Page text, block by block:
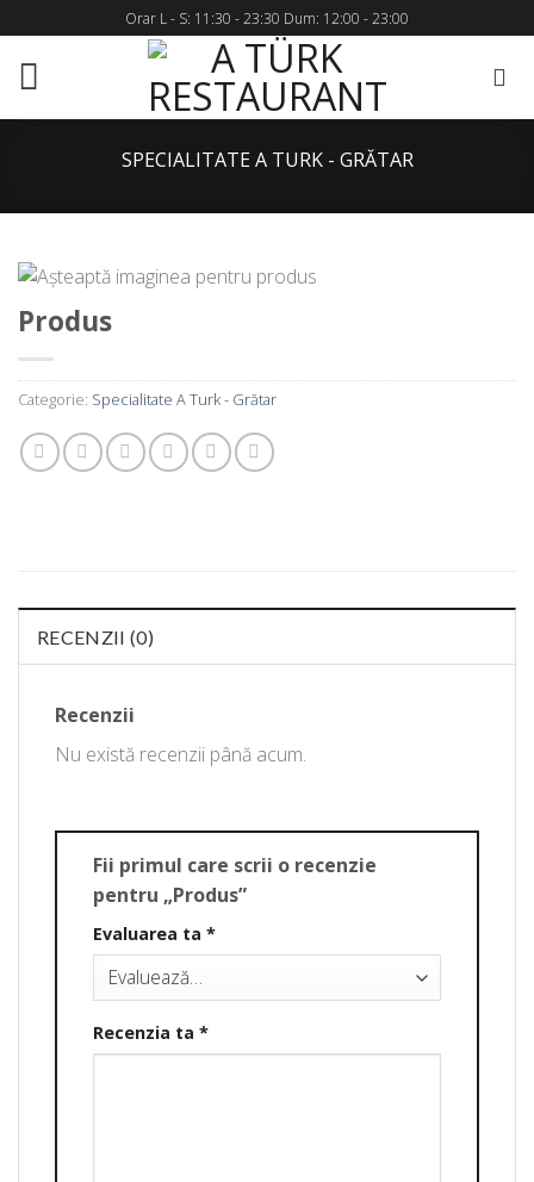
to
content
Orar L - S: 11:30 - 23:30 Dum: 12:00 - 23:00
SPECIALITATE A TURK - GRĂTAR
Produs
Categorie: Specialitate A Turk - Grătar
RECENZII (0)
Recenzii
Nu există recenzii până acum.
Fii primul care scrii o recenzie
pentru „Produs”
Evaluarea ta *
Recenzia ta *